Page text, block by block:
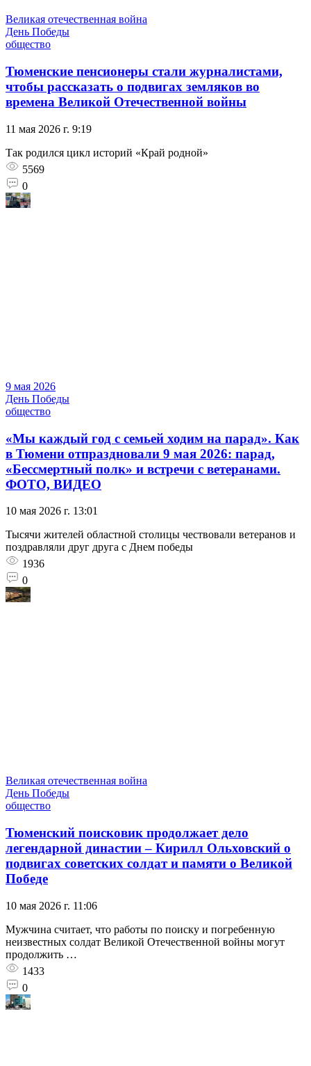
Великая отечественная война
День Победы
общество
Тюменские пенсионеры стали журналистами,
чтобы рассказать о подвигах земляков во
времена Великой Отечественной войны
11 мая 2026 г. 9:19
Так родился цикл историй «Край родной»
5569
0
9 мая 2026
День Победы
общество
«Мы каждый год с семьей ходим на парад». Как
в Тюмени отпраздновали 9 мая 2026: парад,
«Бессмертный полк» и встречи с ветеранами.
ФОТО, ВИДЕО
10 мая 2026 г. 13:01
Тысячи жителей областной столицы чествовали ветеранов и
поздравляли друг друга с Днем победы
1936
0
Великая отечественная война
День Победы
общество
Тюменский поисковик продолжает дело
легендарной династии – Кирилл Ольховский о
подвигах советских солдат и памяти о Великой
Победе
10 мая 2026 г. 11:06
Мужчина считает, что работы по поиску и погребенную
неизвестных солдат Великой Отечественной войны могут
продолжить …
1433
0